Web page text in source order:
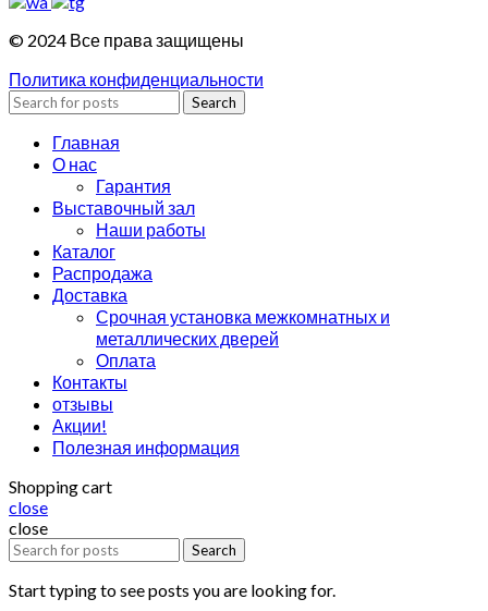
© 2024 Все права защищены
Политика конфиденциальности
Search
Главная
О нас
Гарантия
Выставочный зал
Наши работы
Каталог
Распродажа
Доставка
Срочная установка межкомнатных и
металлических дверей
Оплата
Контакты
отзывы
Акции!
Полезная информация
Shopping cart
close
close
Search
Start typing to see posts you are looking for.